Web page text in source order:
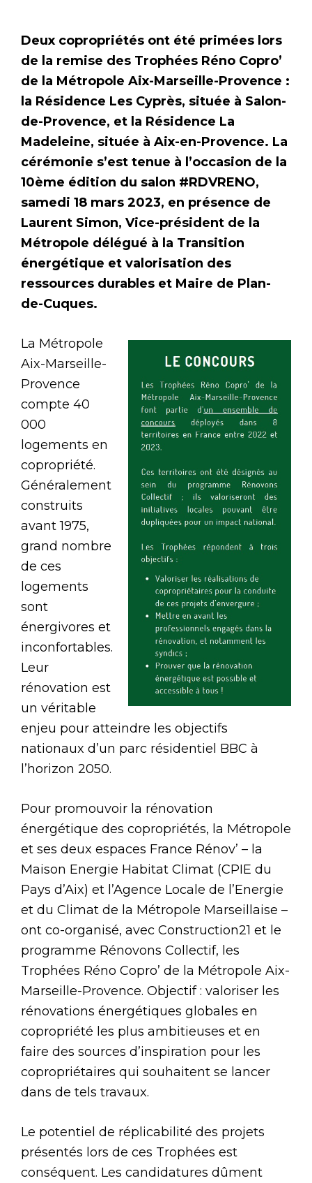
Deux copropriétés ont été primées lors
de la remise des Trophées Réno Copro’
de la Métropole Aix-Marseille-Provence :
la Résidence Les Cyprès, située à Salon-
de-Provence, et la Résidence La
Madeleine, située à Aix-en-Provence. La
cérémonie s’est tenue à l’occasion de la
10ème édition du salon #RDVRENO,
samedi 18 mars 2023, en présence de
Laurent Simon, Vice-président de la
Métropole délégué à la Transition
énergétique et valorisation des
ressources durables et Maire de Plan-
de-Cuques.
La Métropole
Aix-Marseille-
Provence
compte 40
000
logements en
copropriété.
Généralement
construits
avant 1975,
grand nombre
de ces
logements
sont
énergivores et
inconfortables.
Leur
rénovation est
un véritable
enjeu pour atteindre les objectifs
nationaux d’un parc résidentiel BBC à
l’horizon 2050.
Pour promouvoir la rénovation
énergétique des copropriétés, la Métropole
et ses deux espaces France Rénov’ – la
Maison Energie Habitat Climat (CPIE du
Pays d’Aix) et l’Agence Locale de l’Energie
et du Climat de la Métropole Marseillaise –
ont co-organisé, avec Construction21 et le
programme Rénovons Collectif, les
Trophées Réno Copro’ de la Métropole Aix-
Marseille-Provence. Objectif : valoriser les
rénovations énergétiques globales en
copropriété les plus ambitieuses et en
faire des sources d’inspiration pour les
copropriétaires qui souhaitent se lancer
dans de tels travaux.
Le potentiel de réplicabilité des projets
présentés lors de ces Trophées est
conséquent. Les candidatures dûment